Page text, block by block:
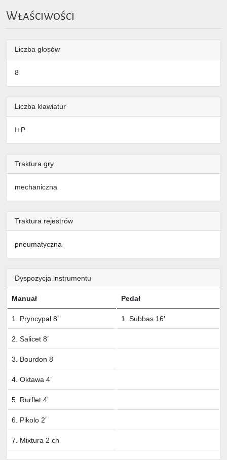
Właściwości
Liczba głosów
8
Liczba klawiatur
I+P
Traktura gry
mechaniczna
Traktura rejestrów
pneumatyczna
Dyspozycja instrumentu
Manuał Pedał
1. Pryncypał 8’ 1. Subbas 16’
2. Salicet 8’
3. Bourdon 8’
4. Oktawa 4’
5. Rurflet 4’
6. Pikolo 2’
7. Mixtura 2 ch